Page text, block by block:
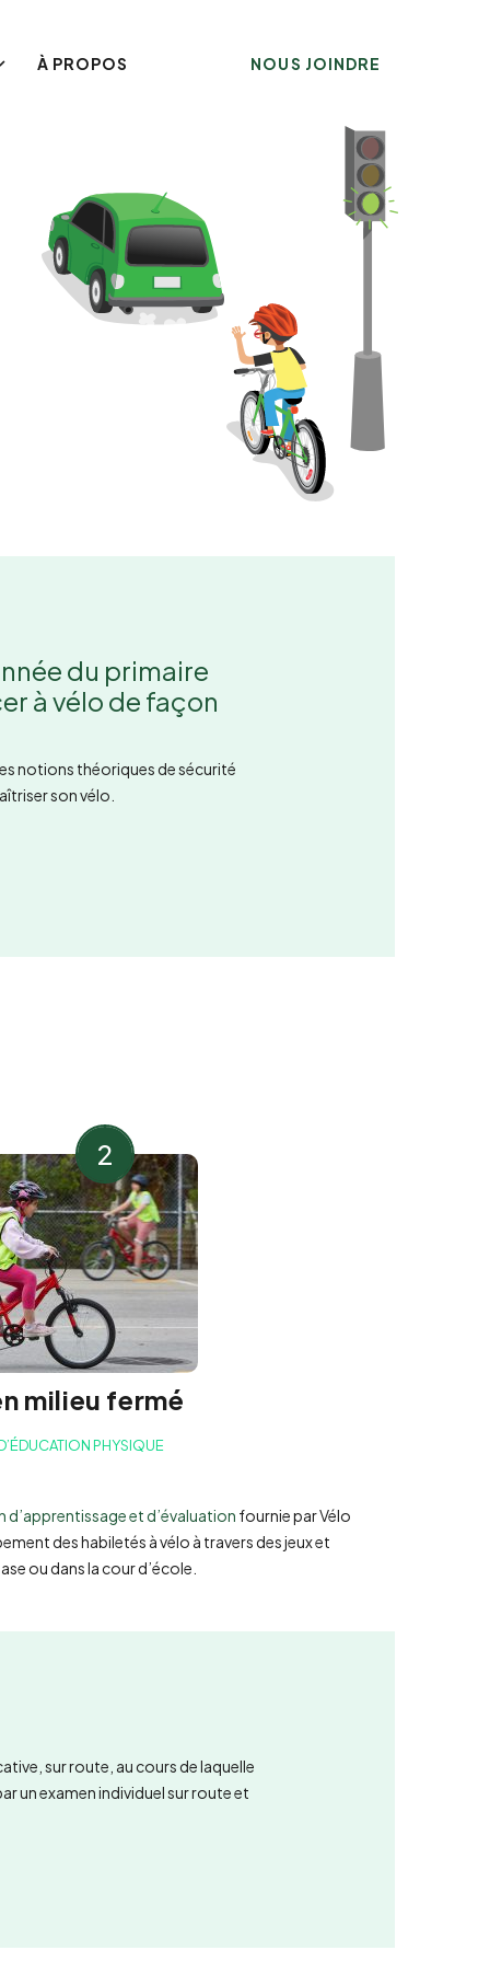
À PROPOS NOUS JOINDRE
du primaire
à vélo de façon
notions théoriques de sécurité
son vélo.
2
milieu fermé
PHYSIQUE
d’apprentissage et d’évaluation fournie par Vélo
des habiletés à vélo à travers des jeux et
ou dans la cour d’école.
sur route, au cours de laquelle
un examen individuel sur route et